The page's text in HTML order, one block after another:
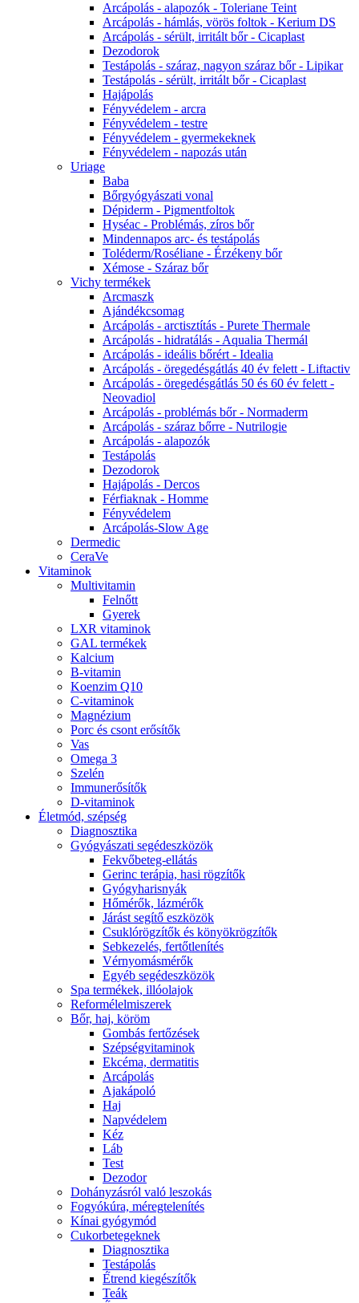
Arcápolás - alapozók - Toleriane Teint
Arcápolás - hámlás, vörös foltok - Kerium DS
Arcápolás - sérült, irritált bőr - Cicaplast
Dezodorok
Testápolás - száraz, nagyon száraz bőr - Lipikar
Testápolás - sérült, irritált bőr - Cicaplast
Hajápolás
Fényvédelem - arcra
Fényvédelem - testre
Fényvédelem - gyermekeknek
Fényvédelem - napozás után
Uriage
Baba
Bőrgyógyászati vonal
Dépiderm - Pigmentfoltok
Hyséac - Problémás, zíros bőr
Mindennapos arc- és testápolás
Toléderm/Roséliane - Érzékeny bőr
Xémose - Száraz bőr
Vichy termékek
Arcmaszk
Ajándékcsomag
Arcápolás - arctisztítás - Purete Thermale
Arcápolás - hidratálás - Aqualia Thermál
Arcápolás - ideális bőrért - Idealia
Arcápolás - öregedésgátlás 40 év felett - Liftactiv
Arcápolás - öregedésgátlás 50 és 60 év felett -
Neovadiol
Arcápolás - problémás bőr - Normaderm
Arcápolás - száraz bőrre - Nutrilogie
Arcápolás - alapozók
Testápolás
Dezodorok
Hajápolás - Dercos
Férfiaknak - Homme
Fényvédelem
Arcápolás-Slow Age
Dermedic
CeraVe
Vitaminok
Multivitamin
Felnőtt
Gyerek
LXR vitaminok
GAL termékek
Kalcium
B-vitamin
Koenzim Q10
C-vitaminok
Magnézium
Porc és csont erősítők
Vas
Omega 3
Szelén
Immunerősítők
D-vitaminok
Életmód, szépség
Diagnosztika
Gyógyászati segédeszközök
Fekvőbeteg-ellátás
Gerinc terápia, hasi rögzítők
Gyógyharisnyák
Hőmérők, lázmérők
Járást segítő eszközök
Csuklórögzítők és könyökrögzítők
Sebkezelés, fertőtlenítés
Vérnyomásmérők
Egyéb segédeszközök
Spa termékek, illóolajok
Reformélelmiszerek
Bőr, haj, köröm
Gombás fertőzések
Szépségvitaminok
Ekcéma, dermatitis
Arcápolás
Ajakápoló
Haj
Napvédelem
Kéz
Láb
Test
Dezodor
Dohányzásról való leszokás
Fogyókúra, méregtelenítés
Kínai gyógymód
Cukorbetegeknek
Diagnosztika
Testápolás
É́trend kiegészítők
Teák